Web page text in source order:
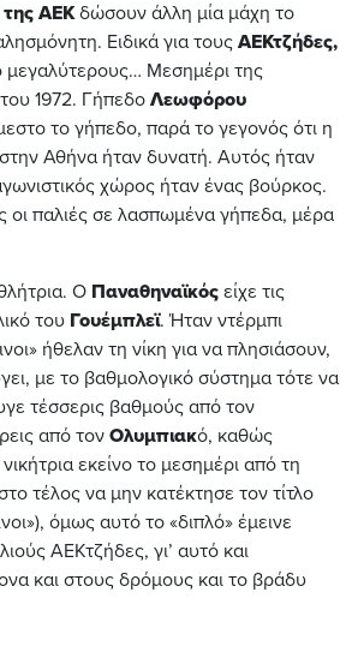
της ΑΕΚδώσουν άλλη μία μάχη το
Ειδικά για τους ΑΕΚτζήδες,
μεγαλύτερους… Μεσημέρι της
1972. Γήπεδο Λεωφόρου
το γήπεδο, παρά το γεγονός ότι η
Αθήνα ήταν δυνατή. Αυτός ήταν
χώρος ήταν ένας βούρκος.
οι παλιές σε λασπωμένα γήπεδα, μέρα
Ο Παναθηναϊκός είχε τις
του Γουέμπλεϊ. Ήταν ντέρμπι
ήθελαν τη νίκη για να πλησιάσουν,
με το βαθμολογικό σύστημα τότε να
τέσσερις βαθμούς από τον
από τον Ολυμπιακό, καθώς
εκείνο το μεσημέρι από τη
τέλος να μην κατέκτησε τον τίτλο
όμως αυτό το «διπλό» έμεινε
ΑΕΚτζήδες, γι’ αυτό και
και στους δρόμους και το βράδυ